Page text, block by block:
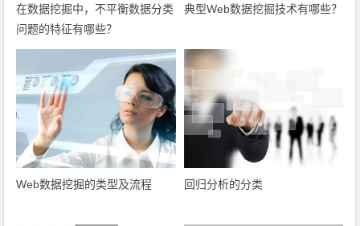
在数据挖掘中，不平衡数据分类
问题的特征有哪些？
典型Web数据挖掘技术有哪些？
Web数据挖掘的类型及流程 回归分析的分类